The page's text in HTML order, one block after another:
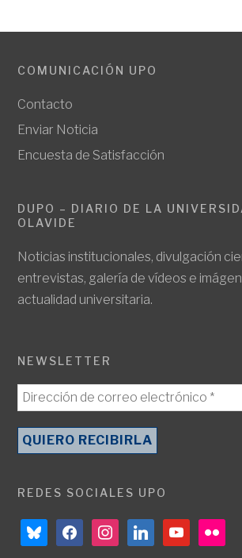
COMUNICACIÓN UPO
Contacto
Enviar Noticia
Encuesta de Satisfacción
DUPO – DIARIO DE LA
OLAVIDE
Noticias institucionales, divulgación
entrevistas, galería de vídeos e
actualidad universitaria.
NEWSLETTER
REDES SOCIALES UPO
blueskyfacebookinstagramlinkedinyoutubeflickr